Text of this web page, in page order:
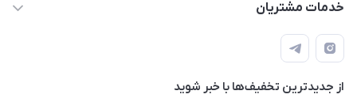
راهنما
خدمات مشتریان
پرداخت الکترونیکی امن
رویه ارسال کالا
حریم خصوصی
از جدید‌ترین تخفیف‌ها با‌ خبر شوید